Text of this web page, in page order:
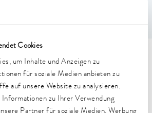
Cookies
um Inhalte und Anzeigen zu
für soziale Medien anbieten zu
auf unsere Website zu analysieren.
zu Ihrer Verwendung
Merkmale (nach